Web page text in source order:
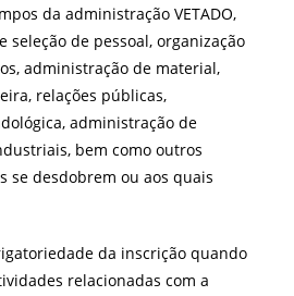
da administração VETADO,
seleção de pessoal, organização
administração de material,
relações públicas,
administração de
bem como outros
se desdobrem ou aos quais
da inscrição quando
relacionadas com a